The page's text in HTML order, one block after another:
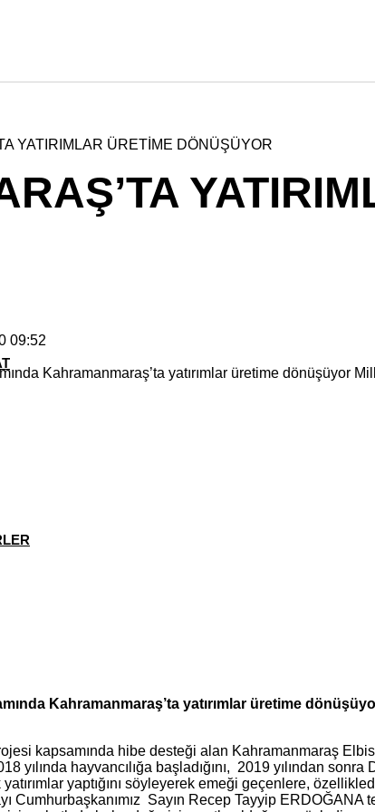
YATIRIMLAR ÜRETİME DÖNÜŞÜYOR
09:52
Kahramanmaraş’ta yatırımlar üretime
kapsamında hibe desteği alan Kahramanmaraş
yılında hayvancılığa başladığını, 2019 yılından sonra
yaptığını söyleyerek emeği geçenlere,
Cumhurbaşkanımız Sayın Recep Tayyip ERDOĞANA